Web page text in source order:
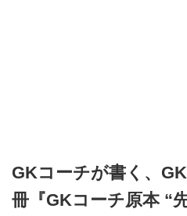
GKコーチが書く、
冊『GKコーチ原本 “